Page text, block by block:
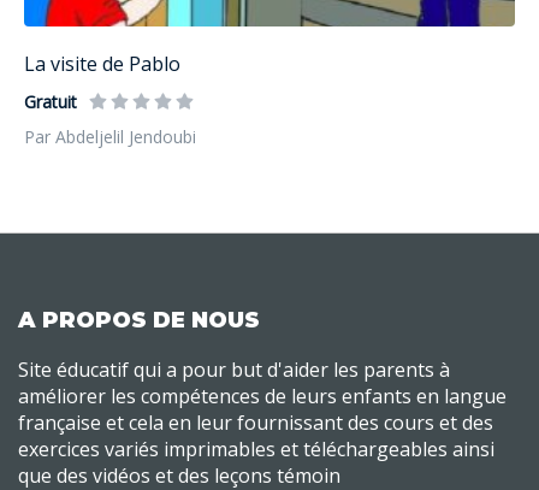
La visite de Pablo
Gratuit
Par Abdeljelil Jendoubi
A PROPOS DE NOUS
Site éducatif qui a pour but d'aider les parents à
améliorer les compétences de leurs enfants en langue
française et cela en leur fournissant des cours et des
exercices variés imprimables et téléchargeables ainsi
que des vidéos et des leçons témoin